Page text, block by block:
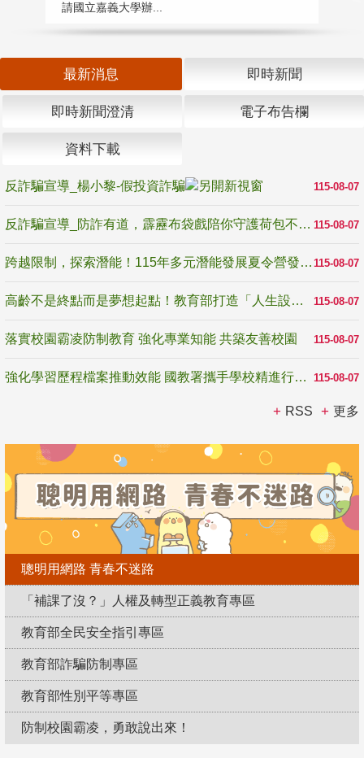
請國立嘉義大學辦...
最新消息 即時新聞
即時新聞澄清 電子布告欄
資料下載
115-08-07
反詐騙宣導_楊小黎-假投資詐騙
115-08-07
反詐騙宣導_防詐有道，霹靂布袋戲陪你守護荷包不受騙
115-08-07
跨越限制，探索潛能！115年多元潛能發展夏令營發掘生命無限可能
115-08-07
高齡不是終點而是夢想起點！教育部打造「人生設計夢工場」 參展第3屆高齡健康產業博覽會
115-08-07
落實校園霸凌防制教育 強化專業知能 共築友善校園
115-08-07
強化學習歷程檔案推動效能 國教署攜手學校精進行政與教學支持
RSS 更多
聰明用網路 青春不迷路
「補課了沒？」人權及轉型正義教育專區
教育部全民安全指引專區
教育部詐騙防制專區
教育部性別平等專區
防制校園霸凌，勇敢說出來！